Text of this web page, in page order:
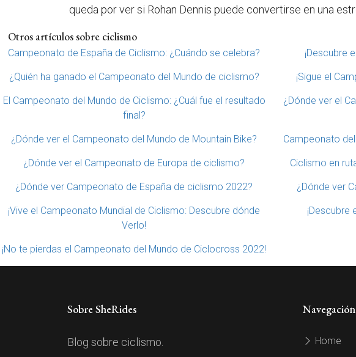
queda por ver si Rohan Dennis puede convertirse en una
Otros artículos sobre ciclismo
Campeonato de España de Ciclismo: ¿Cuándo se celebra? ¡Descubre
¿Quién ha ganado el Campeonato del Mundo de ciclismo? ¡Sigue el
El Campeonato del Mundo de Ciclismo: ¿Cuál fue el resultado
final?
¿Dónde ver el
¿Dónde ver el Campeonato del Mundo de Mountain Bike? Campeonato
¿Dónde ver el Campeonato de Europa de ciclismo? Ciclismo en
¿Dónde ver Campeonato de España de ciclismo 2022? ¿Dónde ver
¡Vive el Campeonato Mundial de Ciclismo: Descubre dónde
Verlo!
¡Descubre
¡No te pierdas el Campeonato del Mundo de Ciclocross 2022!
Sobre SheRides
Blog sobre ciclismo.
Navegación
Home